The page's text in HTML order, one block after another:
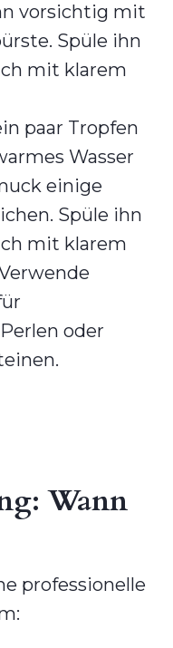
vorsichtig mit
Spüle ihn
mit klarem
paar Tropfen
Wasser
einige
Spüle ihn
mit klarem
oder
Wann
professionelle